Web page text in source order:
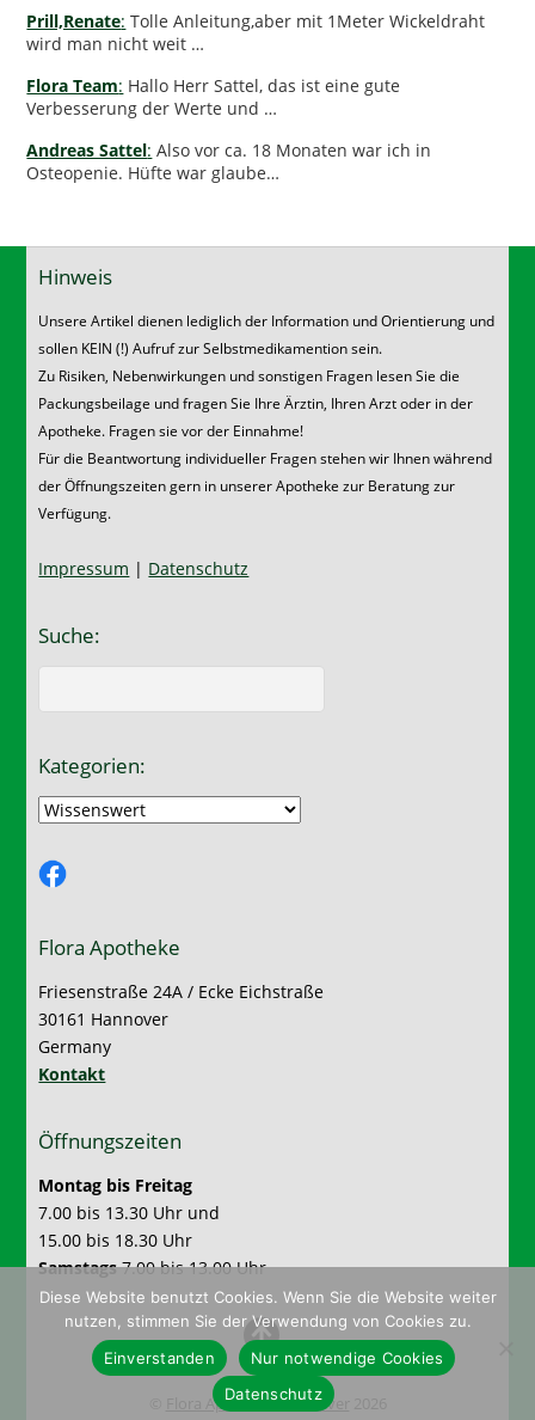
Prill,Renate: Tolle Anleitung,aber mit 1Meter Wickeldraht
wird man nicht weit …
Flora Team: Hallo Herr Sattel, das ist eine gute
Verbesserung der Werte und …
Andreas Sattel: Also vor ca. 18 Monaten war ich in
Osteopenie. Hüfte war glaube…
Hinweis
Unsere Artikel dienen lediglich der Information und Orientierung und
sollen KEIN (!) Aufruf zur Selbstmedikamention sein.
Zu Risiken, Nebenwirkungen und sonstigen Fragen lesen Sie die
Packungsbeilage und fragen Sie Ihre Ärztin, Ihren Arzt oder in der
Apotheke. Fragen sie vor der Einnahme!
Für die Beantwortung individueller Fragen stehen wir Ihnen während
der Öffnungszeiten gern in unserer Apotheke zur Beratung zur
Verfügung.
Impressum | Datenschutz
Suche:
Kategorien:
Kategorien:
Facebook
Flora Apotheke
Friesenstraße 24A / Ecke Eichstraße
30161 Hannover
Germany
Kontakt
Öffnungszeiten
Montag bis Freitag
7.00 bis 13.30 Uhr und
15.00 bis 18.30 Uhr
Samstags7.00 bis 13.00 Uhr
Flora Apotheke Hannover
Diese Website benutzt Cookies. Wenn Sie die Website weiter
nutzen, stimmen Sie der Verwendung von Cookies zu.
Einverstanden
Nur notwendige Cookies
Datenschutz